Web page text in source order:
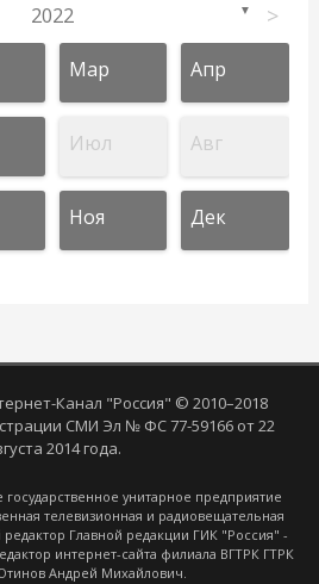
2022 ▼ >
Мар Апр
Июл Авг
Ноя Дек
Канал "Россия" © 2010–2018
СМИ Эл № ФС 77-59166 от 22
2014 года.
унитарное предприятие
телевизионная и радиовещательная
Главной редакции ГИК "Россия" -
интернет-сайта филиала ВГТРК ГТРК
Андрей Михайлович.